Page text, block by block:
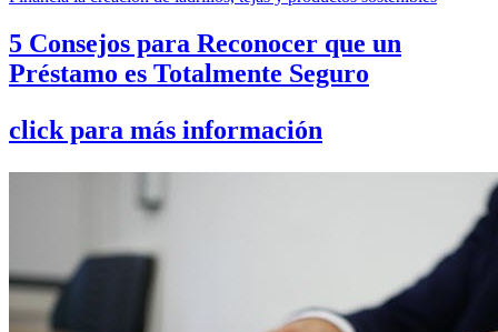
5 Consejos para Reconocer que un
Préstamo es Totalmente Seguro
click para más información